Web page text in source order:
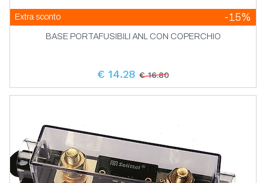
Extra sconto -15%
BASE PORTAFUSIBILI ANL CON COPERCHIO
€ 14.28 € 16.80